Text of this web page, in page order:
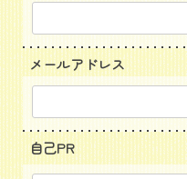
メールアドレス
自己PR